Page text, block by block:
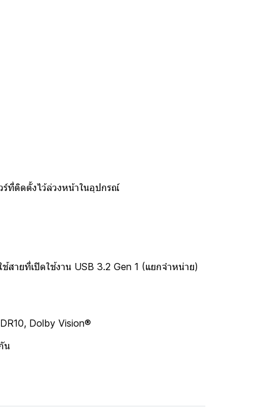
ที่ติดตั้งไว้ล่วงหน้าในอุปกรณ์
ายที่เปิดใช้งาน USB 3.2 Gen 1 (แยกจำหน่าย)
Dolby Vision®
น